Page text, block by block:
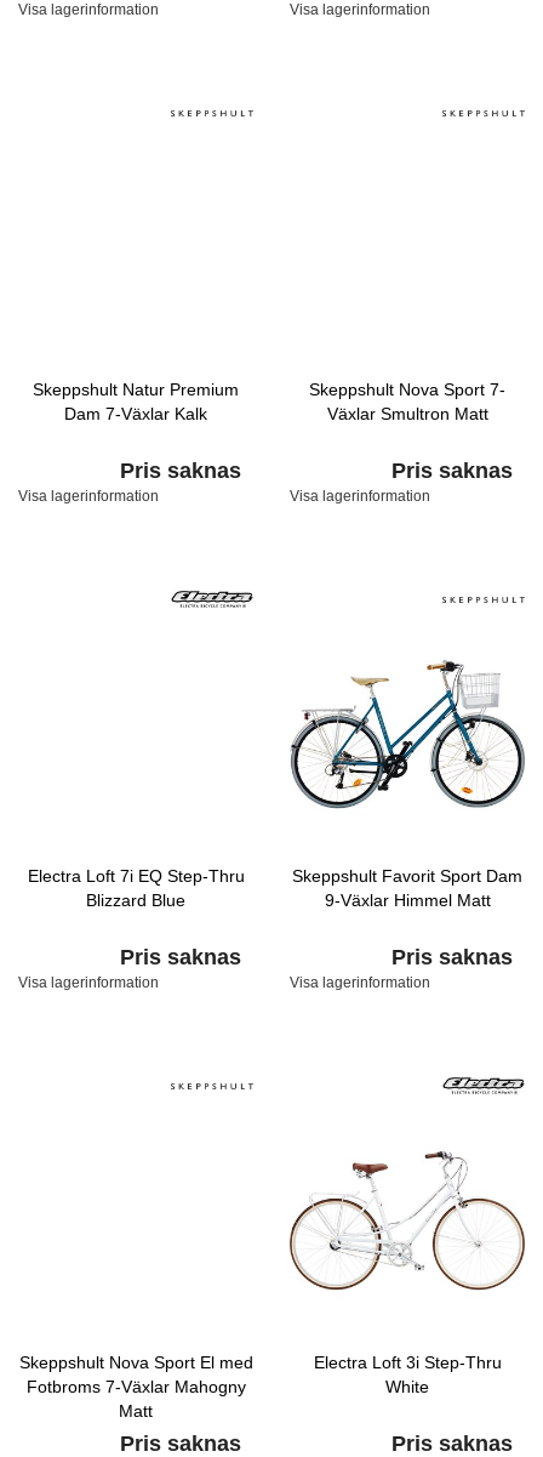
Visa lagerinformation Visa lagerinformation
Skeppshult Natur Premium
Dam 7-Växlar Kalk
Pris saknas
Visa lagerinformation
Skeppshult Nova Sport 7-
Växlar Smultron Matt
Pris saknas
Visa lagerinformation
Electra Loft 7i EQ Step-Thru
Blizzard Blue
Pris saknas
Visa lagerinformation
Skeppshult Favorit Sport Dam
9-Växlar Himmel Matt
Pris saknas
Visa lagerinformation
Skeppshult Nova Sport El med
Fotbroms 7-Växlar Mahogny
Matt
Pris saknas
Electra Loft 3i Step-Thru
White
Pris saknas